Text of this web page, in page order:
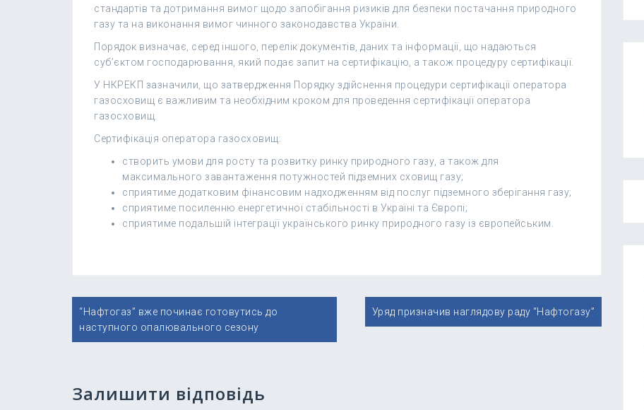
стандартів та дотримання вимог щодо запобігання ризиків для безпеки постачання природного
газу та на виконання вимог чинного законодавства України.
Порядок визначає, серед іншого, перелік документів, даних та інформації, що надаються
суб’єктом господарювання, який подає запит на сертифікацію, а також процедуру сертифікації.
У НКРЕКП зазначили, що затвердження Порядку здійснення процедури сертифікації оператора
газосховищ є важливим та необхідним кроком для проведення сертифікації оператора
газосховищ.
Сертифікація оператора газосховищ:
створить умови для росту та розвитку ринку природного газу, а також для
максимального завантаження потужностей підземних сховищ газу;
сприятиме додатковим фінансовим надходженням від послуг підземного зберігання газу;
сприятиме посиленню енергетичної стабільності в Україні та Європі;
сприятиме подальшій інтеграції українського ринку природного газу із європейським.
Навігація
записів
“Нафтогаз” вже починає готовутись до
наступного опалювального сезону
Уряд призначив наглядову раду “Нафтогазу”
Залишити відповідь